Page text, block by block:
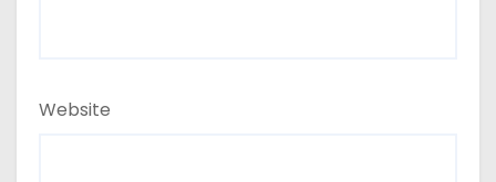
Website